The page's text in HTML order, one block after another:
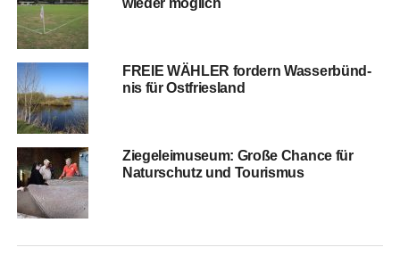
wie­der möglich
FREIE WÄHLER for­dern Was­ser­bünd­
nis für Ostfriesland
Zie­ge­lei­mu­se­um: Gro­ße Chan­ce für
Natur­schutz und Tourismus